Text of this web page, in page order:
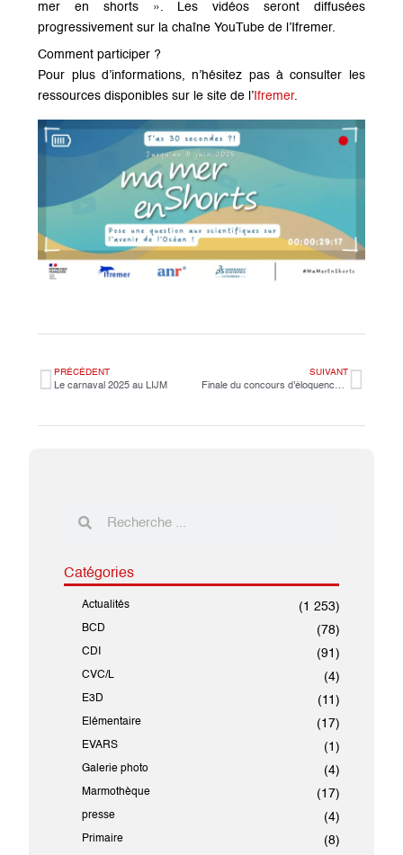
mer en shorts ». Les vidéos seront diffusées
progressivement sur la chaîne YouTube de l’Ifremer.
Comment participer ?
Pour plus d’informations, n’hésitez pas à consulter les
ressources disponibles sur le site de l’ Ifremer.
PRÉCÉDENT
Le carnaval 2025 au LIJM
SUIVANT
Finale du concours d’éloquence LIJM 2025
Catégories
Actualités (1 253)
BCD (78)
CDI (91)
CVC/L (4)
E3D (11)
Elémentaire (17)
EVARS (1)
Galerie photo (4)
Marmothèque (17)
presse (4)
Primaire (8)